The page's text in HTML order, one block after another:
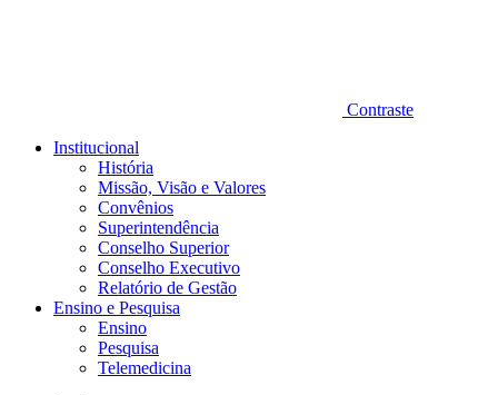
Contraste
Institucional
História
Missão, Visão e Valores
Convênios
Superintendência
Conselho Superior
Conselho Executivo
Relatório de Gestão
Ensino e Pesquisa
Ensino
Pesquisa
Telemedicina